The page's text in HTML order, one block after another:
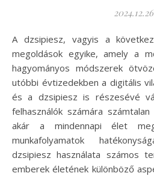
A dzsipiesz, vagyis a következő generációs, innovatív
megoldások egyike, amely a
hagyományos módszerek
utóbbi évtizedekben a digitális
és a dzsipiesz is részesévé
felhasználók számára
akár a mindennapi élet
munkafolyamatok
dzsipiesz használata számos
emberek életének különböző